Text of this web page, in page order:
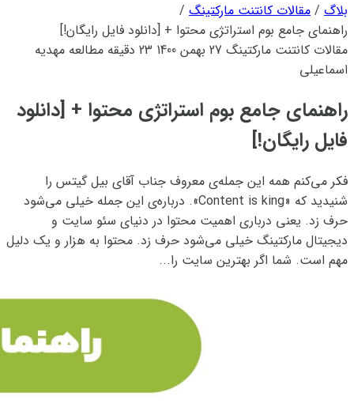
بلاگ / مقالات کانتنت مارکتینگ /
راهنمای جامع بوم استراتژی محتوا + [دانلود فایل رایگان!]
مقالات کانتنت مارکتینگ 27 بهمن 1400 23 دقیقه مطالعه
مهدیه
اسماعیلی
راهنمای جامع بوم استراتژی محتوا + [دانلود
فایل رایگان!]
فکر می‌کنم همه این جمله‌ی معروف جناب آقای بیل گیتس را
شنیدید که «Content is king». درباره‌ی این جمله خیلی می‌شود
حرف زد. یعنی دربار‌ی اهمیت محتوا در دنیای سئو سایت و
دیجیتال مارکتینگ خیلی می‌شود حرف زد. محتوا به هزار و یک دلیل
مهم است. شما اگر بهترین سایت را...